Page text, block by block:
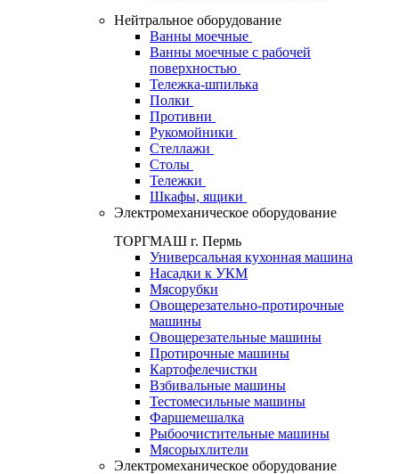
Нейтральное оборудование
Ванны моечные
Ванны моечные с рабочей
поверхностью
Тележка-шпилька
Полки
Противни
Рукомойники
Стеллажи
Столы
Тележки
Шкафы, ящики
Электромеханическое оборудование
ТОРГМАШ г. Пермь
Универсальная кухонная машина
Насадки к УКМ
Мясорубки
Овощерезательно-протирочные
машины
Овощерезательные машины
Протирочные машины
Картофелечистки
Взбивальные машины
Тестомесильные машины
Фаршемешалка
Рыбоочистительные машины
Мясорыхлители
Электромеханическое оборудование